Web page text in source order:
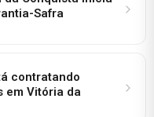
Safra
contratando
em Vitória da